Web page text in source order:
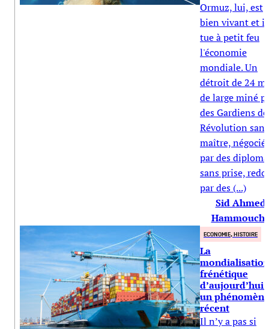
Ormuz, lui, est
bien vivant et il
tue à petit feu
l'économie
mondiale. Un
détroit de 24
de large miné
des Gardiens
Révolution sans
maître, négocié
par des
sans prise,
par des (...)
Sid Ahmed
ECONOMIE, HISTOIRE
La
mondialisation
frénétique
d’aujourd’hui
un phénomène
récent
Il n’y a pas si